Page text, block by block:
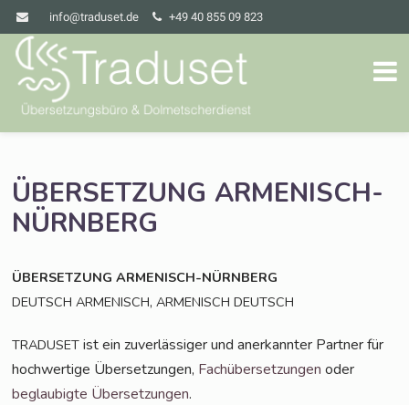
info@traduset.de +49 40 855 09 823
ÜBERSETZUNG ARMENISCH-
NÜRNBERG
ÜBERSETZUNG ARMENISCH-NÜRNBERG
DEUTSCH ARMENISCH,ARMENISCH DEUTSCH
TRADUSET ist ein zuver­läs­si­ger und aner­kann­ter Part­ner für
hoch­wer­ti­ge Über­set­zun­gen, Fach­über­set­zun­gen oder
beglau­big­te Über­set­zun­gen.